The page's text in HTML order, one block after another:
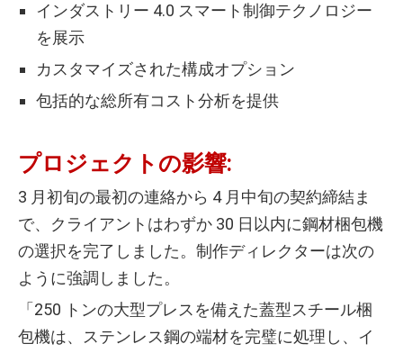
インダストリー 4.0 スマート制御テクノロジー
を展示
カスタマイズされた構成オプション
包括的な総所有コスト分析を提供
プロジェクトの影響:
3 月初旬の最初の連絡から 4 月中旬の契約締結ま
で、クライアントはわずか 30 日以内に鋼材梱包機
の選択を完了しました。制作ディレクターは次の
ように強調しました。
「250 トンの大型プレスを備えた蓋型スチール梱
包機は、ステンレス鋼の端材を完璧に処理し、イ